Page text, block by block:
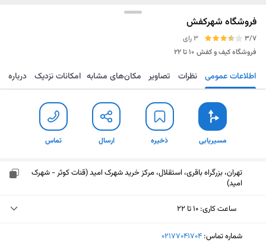
فروشگاه شهرکفش
3/7
3 رای
فروشگاه کیف و کفش ۱۰ تا ۲۲
مسیریابی ذخیره ارسال تماس اطلاعات عمومی نظرات تصاویر مکان‌های مشابه امکانات نزدیک درباره
مسیریابی ذخیره ارسال تماس
تهران، بزرگراه باقری، استقلال، مرکز خرید شهرک امید (قنات کوثر - شهرک
امید)
ساعت کاری: ۱۰ تا ۲۲
یکشنبه (امروز)
شماره تماس: ‎02177041704